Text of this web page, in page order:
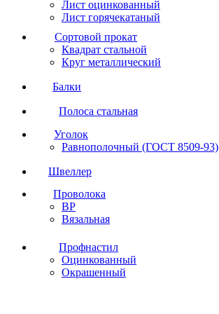
Лист оцинкованный
Лист горячекатаный
Сортовой прокат
Квадрат стальной
Круг металлический
Балки
Полоса стальная
Уголок
Равнополочный (ГОСТ 8509-93)
Швеллер
Проволока
ВР
Вязальная
Профнастил
Оцинкованный
Окрашенный